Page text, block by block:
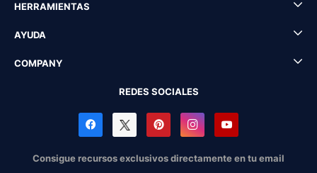
HERRAMIENTAS
AYUDA
COMPANY
REDES SOCIALES
Consigue recursos exclusivos directamente en tu email